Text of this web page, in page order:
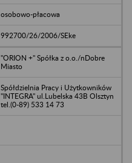
osobowo-płacowa
992700/26/2006/SEke
"ORION +" Spółka z o.o./nDobre
Miasto
Spółdzielnia Pracy i Użytkowników
"INTEGRA" ul.Lubelska 43B Olsztyn
tel.(0-89) 533 14 73